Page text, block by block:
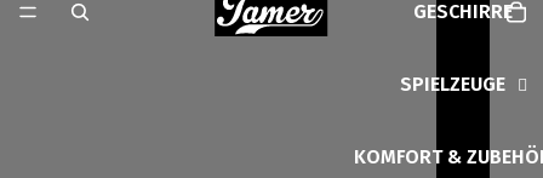
GESCHIRRE
SPIELZEUGE
KOMFORT &